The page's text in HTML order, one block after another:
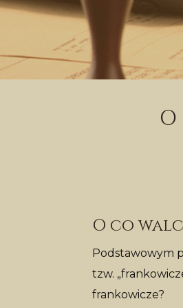
O co
Podstawowym
tzw.
frankowicze?